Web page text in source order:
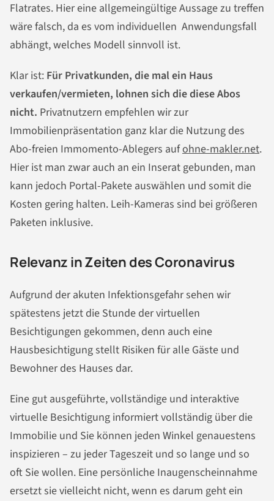
Flatrates. Hier eine allgemeingültige Aussage zu treffen
wäre falsch, da es vom individuellen Anwendungsfall
abhängt, welches Modell sinnvoll ist.
Klar ist: Für Privatkunden, die mal ein Haus
verkaufen/vermieten, lohnen sich die diese Abos
nicht. Privatnutzern empfehlen wir zur
Immobilienpräsentation ganz klar die Nutzung des
Abo-freien Immomento-Ablegers aufohne-makler.net.
Hier ist man zwar auch an ein Inserat gebunden, man
kann jedoch Portal-Pakete auswählen und somit die
Kosten gering halten. Leih-Kameras sind bei größeren
Paketen inklusive.
Relevanz in Zeiten des Coronavirus
Aufgrund der akuten Infektionsgefahr sehen wir
spätestens jetzt die Stunde der virtuellen
Besichtigungen gekommen, denn auch eine
Hausbesichtigung stellt Risiken für alle Gäste und
Bewohner des Hauses dar.
Eine gut ausgeführte, vollständige und interaktive
virtuelle Besichtigung informiert vollständig über die
Immobilie und Sie können jeden Winkel genauestens
inspizieren – zu jeder Tageszeit und so lange und so
oft Sie wollen. Eine persönliche Inaugenscheinnahme
ersetzt sie vielleicht nicht, wenn es darum geht ein